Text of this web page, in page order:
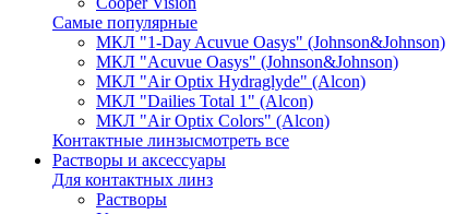
Самые популярные
МКЛ "1-Day Acuvue Oasys" (Johnson&Johnson)
МКЛ "Acuvue Oasys" (Johnson&Johnson)
МКЛ "Air Optix Hydraglyde" (Alcon)
МКЛ "Dailies Total 1" (Alcon)
МКЛ "Air Optix Colors" (Alcon)
Контактные линзысмотреть все
Растворы и аксессуары
Для контактных линз
Растворы